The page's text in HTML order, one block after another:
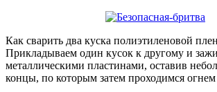
Как сварить два куска полиэтиленовой
Прикладываем один кусок к другому и
металлическими пластинами, оставив
концы, по которым затем проходимся